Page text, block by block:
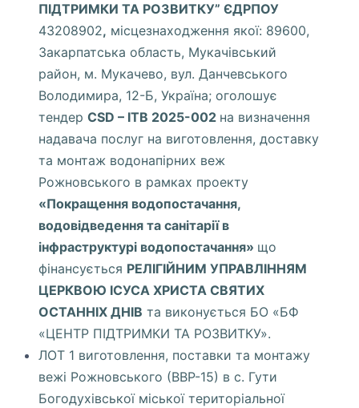
ПІДТРИМКИ ТА РОЗВИТКУ” ЄДРПОУ
43208902, місцезнаходження якої: 89600,
Закарпатська область, Мукачівський
район, м. Мукачево, вул. Данчевського
Володимира, 12-Б, Україна; оголошує
тендер CSD – ITB 2025-002 на визначення
надавача послуг на виготовлення, доставку
та монтаж водонапірних веж
Рожновського в рамках проекту
«Покращення водопостачання,
водовідведення та санітарії в
інфраструктурі водопостачання» що
фінансується РЕЛІГІЙНИМ УПРАВЛІННЯМ
ЦЕРКВОЮ ІСУСА ХРИСТА СВЯТИХ
ОСТАННІХ ДНІВ та виконується БО «БФ
«ЦЕНТР ПІДТРИМКИ ТА РОЗВИТКУ».
ЛОТ 1 виготовлення, поставки та монтажу
вежі Рожновського (ВВР-15) в с. Гути
Богодухівської міської територіальної